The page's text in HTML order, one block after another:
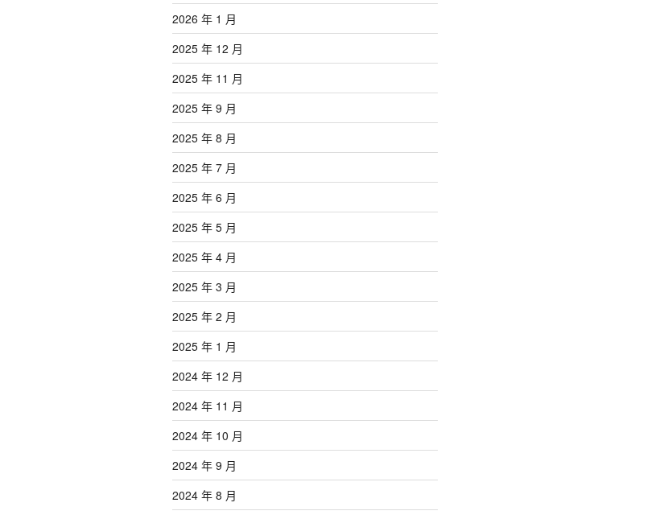
2026 年 1 月
2025 年 12 月
2025 年 11 月
2025 年 9 月
2025 年 8 月
2025 年 7 月
2025 年 6 月
2025 年 5 月
2025 年 4 月
2025 年 3 月
2025 年 2 月
2025 年 1 月
2024 年 12 月
2024 年 11 月
2024 年 10 月
2024 年 9 月
2024 年 8 月